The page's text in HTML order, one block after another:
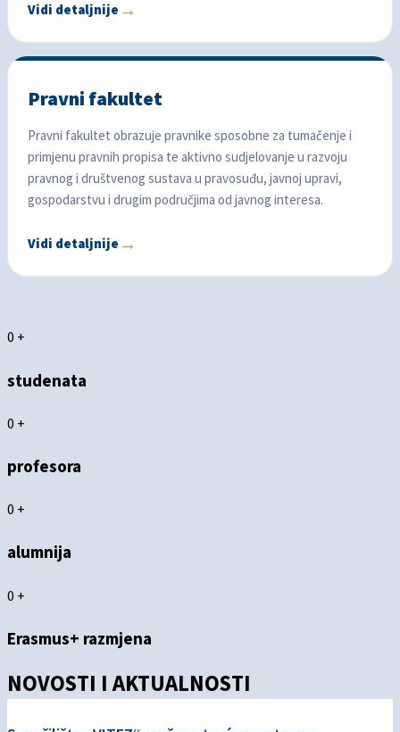
Vidi detaljnije
Pravni fakultet
Pravni fakultet obrazuje pravnike sposobne za tumačenje i
primjenu pravnih propisa te aktivno sudjelovanje u razvoju
pravnog i društvenog sustava u pravosuđu, javnoj upravi,
gospodarstvu i drugim područjima od javnog interesa.
Vidi detaljnije
0 +
studenata
0 +
profesora
0 +
alumnija
0 +
Erasmus+ razmjena
NOVOSTI I AKTUALNOSTI